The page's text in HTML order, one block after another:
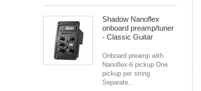
Shadow Nanoflex
onboard preamp/tuner
- Classic Guitar
Onboard preamp with
Nanoflex-6 pickup One
pickup per string
Separate...